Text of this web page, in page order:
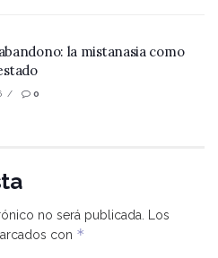
la mistanasia como
0
no será publicada. Los
con *